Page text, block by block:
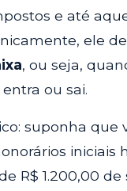
e até
ele
, ou seja,
ou sai.
suponha que
iniciais
R$ 1.200,00 de